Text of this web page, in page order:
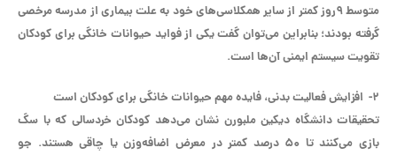
متوسط ۹روز کمتر از سایر همکلاسی‌های خود به علت بیماری از مدرسه مرخصی
گرفته بودند؛ بنابراین می‌توان گفت یکی از فواید حیوانات خانگی برای کودکان
تقویت سیستم ایمنی آن‌ها است.
۲- افزایش فعالیت بدنی، فایده مهم حیوانات خانگی برای کودکان است
تحقیقات دانشگاه دیکین ملبورن نشان می‌دهد کودکان خردسالی که با سگ
بازی می‌کنند تا ۵۰ درصد کمتر در معرض اضافه‌وزن یا چاقی هستند. جو